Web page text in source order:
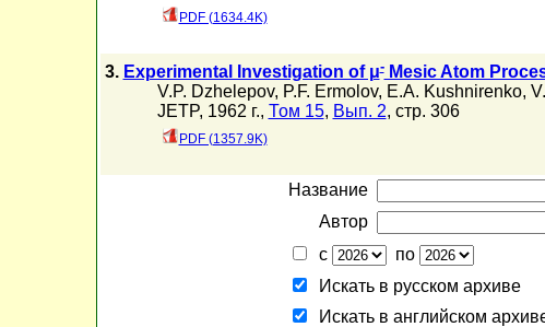
PDF (1634.4K)
3. Experimental Investigation of μ-Mesic Atom
V.P. Dzhelepov, P.F. Ermolov, E.A. Kushnirenko,
JETP, 1962 г., Том 15, Вып. 2, стр. 306
PDF (1357.9K)
Название
Автор
с
по
Искать в русском архиве
Искать в английском